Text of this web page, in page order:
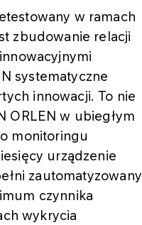
w ramach
zbudowanie relacji
systematyczne
innowacji. To nie
ORLEN w ubiegłym
monitoringu
urządzenie
zautomatyzowany
czynnika
wykrycia